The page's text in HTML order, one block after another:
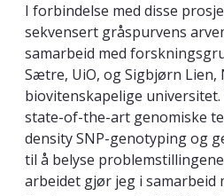
I forbindelse med disse
sekvensert gråspurvens
samarbeid med
Sætre, UiO, og Sigbjørn Lien,
biovitenskapelige
state-of-the-art genomiske
density SNP-genotyping og
til å belyse
arbeidet gjør jeg i samarbeid